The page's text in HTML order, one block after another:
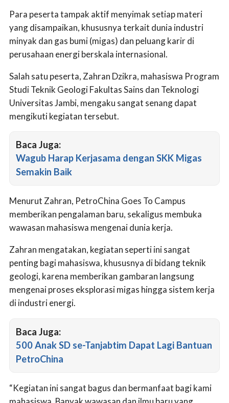
Para peserta tampak aktif menyimak setiap materi
yang disampaikan, khususnya terkait dunia industri
minyak dan gas bumi (migas) dan peluang karir di
perusahaan energi berskala internasional.
Salah satu peserta, Zahran Dzikra, mahasiswa Program
Studi Teknik Geologi Fakultas Sains dan Teknologi
Universitas Jambi, mengaku sangat senang dapat
mengikuti kegiatan tersebut.
Baca Juga:
Wagub Harap Kerjasama dengan SKK Migas
Semakin Baik
Menurut Zahran, PetroChina Goes To Campus
memberikan pengalaman baru, sekaligus membuka
wawasan mahasiswa mengenai dunia kerja.
Zahran mengatakan, kegiatan seperti ini sangat
penting bagi mahasiswa, khususnya di bidang teknik
geologi, karena memberikan gambaran langsung
mengenai proses eksplorasi migas hingga sistem kerja
di industri energi.
Baca Juga:
500 Anak SD se-Tanjabtim Dapat Lagi Bantuan
PetroChina
“Kegiatan ini sangat bagus dan bermanfaat bagi kami